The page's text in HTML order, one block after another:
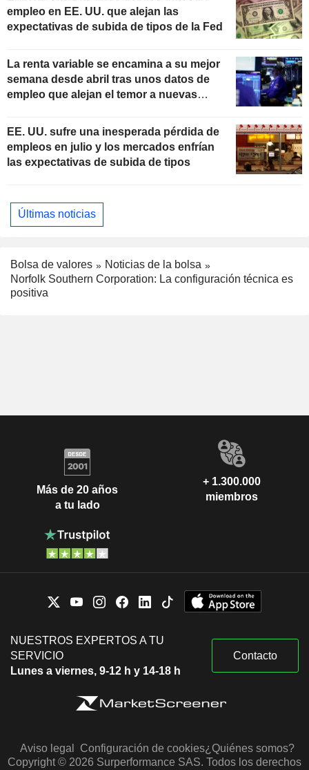
empleo en EE. UU. que alejan las
expectativas de subida de tipos de la Fed
La renta variable se encamina a su mejor
semana desde abril tras unos datos de
empleo que alejan el temor a nuevas
EE. UU. sufre una inesperada pérdida de
empleos en julio y los mercados enfrían
las expectativas de subida de tipos
Últimas noticias
Bolsa de valores
Noticias de la bolsa
Norfolk Southern Corporation: La configuración técnica es
positiva
Más de 20 años
a tu lado
+ 1.300.000
miembros
NUESTROS EXPERTOS A TU
SERVICIO
Lunes a viernes, 9-12 h y 14-18 h
Contacto
Aviso legal Configuración de cookies¿Quiénes somos?
Copyright © 2026 Surperformance SAS. Todos los derechos